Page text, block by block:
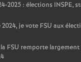
2025 : élections INSPE,
2024, je vote FSU aux
FSU remporte largement